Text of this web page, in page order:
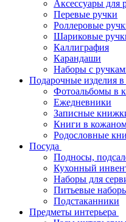
Аксессуары для
Перевые ручки
Роллеровые
Шариковые
Каллиграфия
Карандаши
Наборы с
Подарочные изделия
Фотоальбомы в
Ежедневники
Записные
Книги в
Родословные
Посуда
Подносы,
Кухонный
Наборы для
Питьевые
Подстаканники
Предметы интерьера